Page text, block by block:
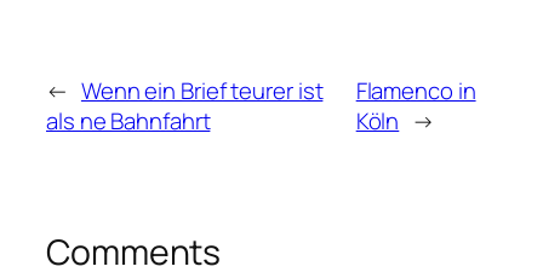
← Wenn ein Brief teurer ist
als ne Bahnfahrt
Flamenco in
Köln →
Comments